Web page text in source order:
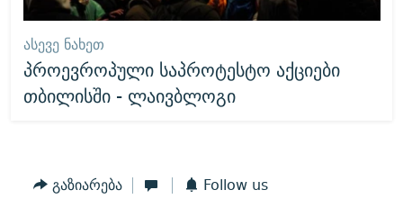
ᲐᲡᲔᲕᲔ ᲜᲐᲮᲔᲗ
პროევროპული საპროტესტო აქციები
თბილისში - ლაივბლოგი
გაზიარება Follow us